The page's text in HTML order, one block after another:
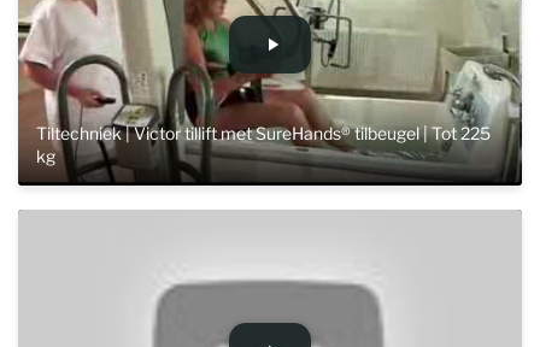
Tiltechniek | Victor tillift met SureHands® tilbeugel | Tot 225
kg